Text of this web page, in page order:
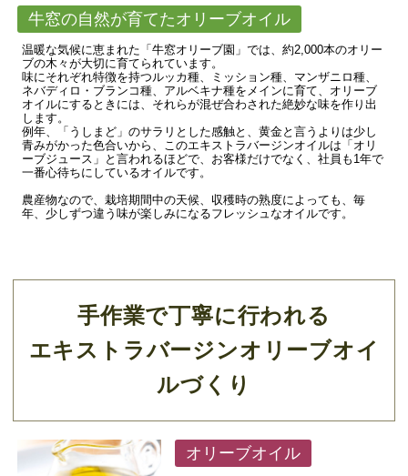
牛窓の自然が育てたオリーブオイル
温暖な気候に恵まれた「牛窓オリーブ園」では、約2,000本のオリー
ブの木々が大切に育てられています。
味にそれぞれ特徴を持つルッカ種、ミッション種、マンザニロ種、
ネバディロ・ブランコ種、アルベキナ種をメインに育て、オリーブ
オイルにするときには、それらが混ぜ合わされた絶妙な味を作り出
します。
例年、「うしまど」のサラリとした感触と、黄金と言うよりは少し
青みがかった色合いから、このエキストラバージンオイルは「オリ
ーブジュース」と言われるほどで、お客様だけでなく、社員も1年で
一番心待ちにしているオイルです。
農産物なので、栽培期間中の天候、収穫時の熟度によっても、毎
年、少しずつ違う味が楽しみになるフレッシュなオイルです。
手作業で丁寧に行われる
エキストラバージンオリーブオイ
ルづくり
オリーブオイル